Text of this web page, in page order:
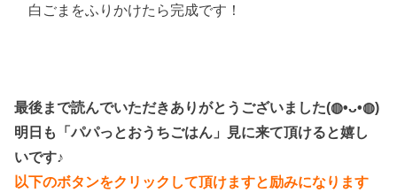
白ごまをふりかけたら完成です！
最後まで読んでいただきありがとうございました(◍•ᴗ•◍)
明日も「パパっとおうちごはん」見に来て頂けると嬉し
いです♪
以下のボタンをクリックして頂けますと励みになります